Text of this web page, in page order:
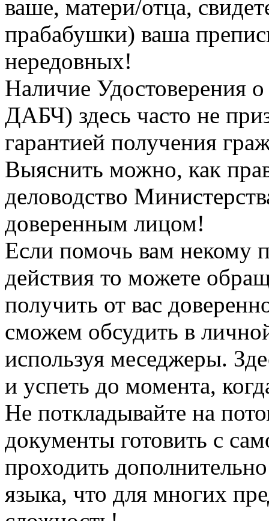
ваше, матери/отца,
прабабушки) ваша
нередовных!
Наличие Удостоверения
ДАБЧ) здесь часто не
гарантией получения
Выяснить можно, как
деловодство
доверенным лицом!
Если помочь вам некому
действия то можете
получить от вас
сможем обсудить в
используя меседжеры.
и успеть до момента,
Не поткладывайте на
документы готовить с
проходить
языка, что для многих